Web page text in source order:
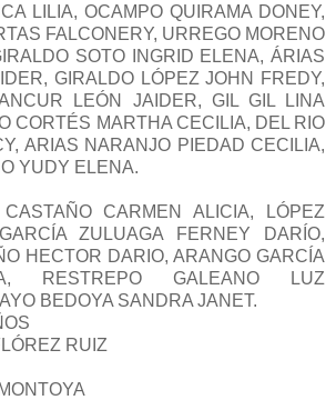
LILIA, OCAMPO QUIRAMA DONEY,
FALCONERY, URREGO MORENO
SOTO INGRID ELENA, ÁRIAS
GIRALDO LÓPEZ JOHN FREDY,
LEÓN JAIDER, GIL GIL LINA
CORTÉS MARTHA CECILIA, DEL RIO
ARIAS NARANJO PIEDAD CECILIA,
YUDY ELENA.
CARMEN ALICIA, LÓPEZ
ZULUAGA FERNEY DARÍO,
HECTOR DARIO, ARANGO GARCÍA
RESTREPO GALEANO LUZ
BEDOYA SANDRA JANET.
RUIZ